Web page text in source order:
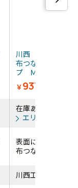
川西 使い捨て保
布つなぎ服 揆水
プ Ｍサイズ
￥937
在庫あり：76着
エリア別在庫を
表面に撥水加工を
布つなぎ服です。
川西工業（株）